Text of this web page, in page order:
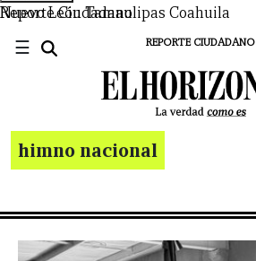
Nuevo LeónTamaulipas Coahuila
Reporte Ciudadano
☰ REPORTE CIUDADANO
himno nacional